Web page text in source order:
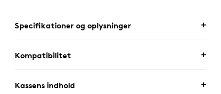
Specifikationer og oplysninger
Kompatibilitet
Kassens indhold